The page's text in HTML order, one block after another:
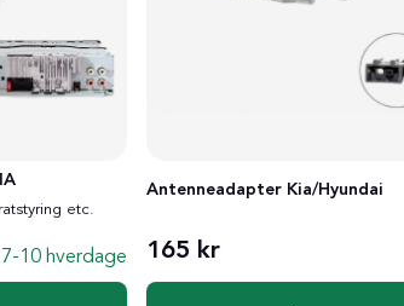
etc.
7-10 hverdage
Antenneadapter Kia/Hyundai
165 kr